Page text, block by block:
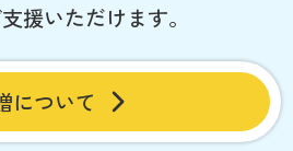
援いただけます。
について